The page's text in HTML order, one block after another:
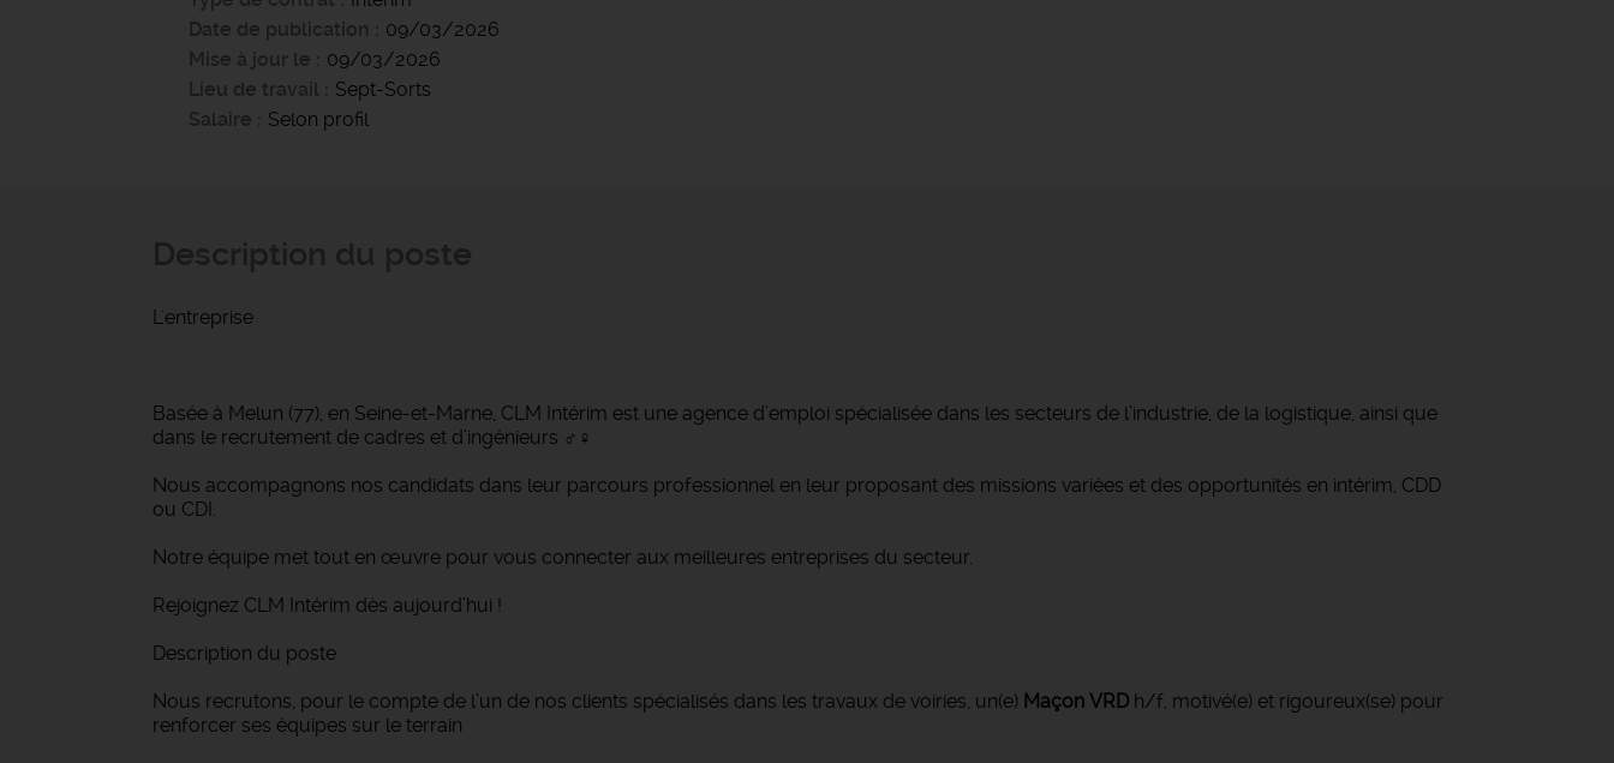
Date de publication
09/03/2026
Mise à jour le
09/03/2026
Lieu de travail
Sept-Sorts
Salaire
Selon profil
L'entreprise
Basée à Melun (77), en Seine-et-Marne, CLM Intérim est une agence d’emploi spécialisée dans les secteurs de l’industrie, de la logistique, ainsi que
dans le recrutement de cadres et d’ingénieurs ‍♂️‍♀️
Nous accompagnons nos candidats dans leur parcours professionnel en leur proposant des missions variées et des opportunités en intérim, CDD
ou CDI.
Notre équipe met tout en œuvre pour vous connecter aux meilleures entreprises du secteur.
Rejoignez CLM Intérim dès aujourd’hui !
Description du poste
Nous recrutons, pour le compte de l’un de nos clients spécialisés dans les travaux de voiries, un(e) Maçon VRD h/f, motivé(e) et rigoureux(se) pour
renforcer ses équipes sur le terrain️